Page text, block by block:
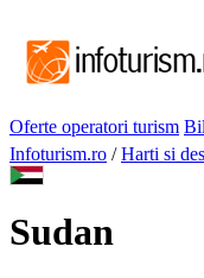
Oferte operatori turism
Infoturism.ro /Harti si
Sudan